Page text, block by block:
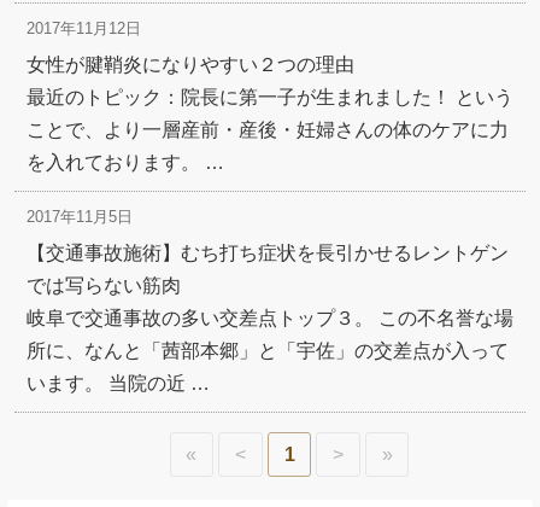
2017年11月12日
女性が腱鞘炎になりやすい２つの理由
最近のトピック：院長に第一子が生まれました！ という
ことで、より一層産前・産後・妊婦さんの体のケアに力
を入れております。 …
2017年11月5日
【交通事故施術】むち打ち症状を長引かせるレントゲン
では写らない筋肉
岐阜で交通事故の多い交差点トップ３。 この不名誉な場
所に、なんと「茜部本郷」と「宇佐」の交差点が入って
います。 当院の近 …
« < 1 > »